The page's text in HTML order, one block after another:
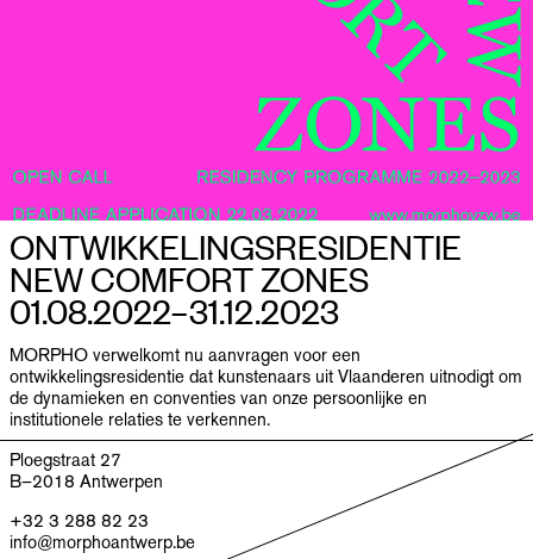
ONTWIKKELINGSRESIDENTIE
NEW COMFORT ZONES
01.08.2022–​31.12.2023
MORPHO verwelkomt nu aanvragen voor een
ontwikkelingsresidentie dat kunstenaars uit Vlaanderen uitnodigt om
de dynamieken en conventies van onze persoonlijke en
institutionele relaties te verkennen.
Ploegstraat 27
B–2018 Antwerpen
+32 3 288 82 23
info@morphoantwerp.be